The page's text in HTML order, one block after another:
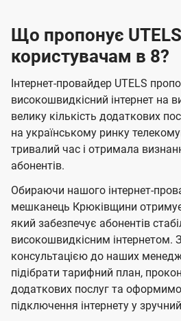
Що пропонує UTELS
користувачам в 8?
Інтернет-провайдер UTELS
високошвидкісний інтернет на
велику кількість додаткових
на українському ринку
тривалий час і отримала
абонентів.
Обираючи нашого інтернет-
мешканець Крюківщини
який забезпечує абонентів
високошвидкісним інтернетом.
консультацією до наших
підібрати тарифний план,
додаткових послуг та
підключення інтернету у